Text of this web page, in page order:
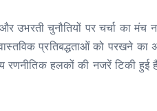
चुनौतियों पर चर्चा का मंच
प्रतिबद्धताओं को परखने का
रणनीतिक हलकों की नजरें टिकी हुई